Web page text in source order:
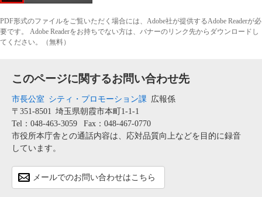
PDF形式のファイルをご覧いただく場合には、Adobe社が提供するAdobe Readerが必
要です。
Adobe Readerをお持ちでない方は、バナーのリンク先からダウンロードし
てください。（無料）
このページに関するお問い合わせ先
市長公室 シティ・プロモーション課 広報係
〒351-8501 埼玉県朝霞市本町1-1-1
Tel：048-463-3059
Fax：048-467-0770
市役所本庁舎との通話内容は、応対品質向上などを目的に録音
しています。
メールでのお問い合わせはこちら